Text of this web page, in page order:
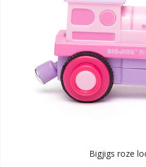
Bigjigs roze